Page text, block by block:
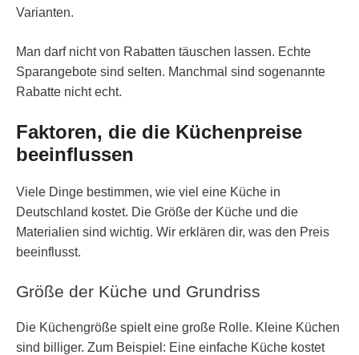
Varianten.
Man darf nicht von Rabatten täuschen lassen. Echte
Sparangebote sind selten. Manchmal sind sogenannte
Rabatte nicht echt.
Faktoren, die die Küchenpreise
beeinflussen
Viele Dinge bestimmen, wie viel eine Küche in
Deutschland kostet. Die Größe der Küche und die
Materialien sind wichtig. Wir erklären dir, was den Preis
beeinflusst.
Größe der Küche und Grundriss
Die Küchengröße spielt eine große Rolle. Kleine Küchen
sind billiger. Zum Beispiel: Eine einfache Küche kostet